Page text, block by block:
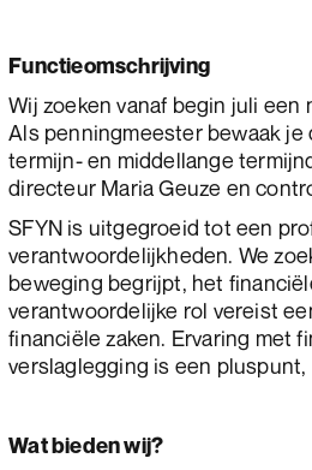
Functieomschrijving
Wij zoeken vanaf begin juli
Als penningmeester bewaak je
termijn- en middellange
directeur Maria Geuze en
SFYN is uitgegroeid tot een
verantwoordelijkheden. We
beweging begrijpt, het
verantwoordelijke rol vereist
financiële zaken. Ervaring met
verslaglegging is een
Wat bieden wij?